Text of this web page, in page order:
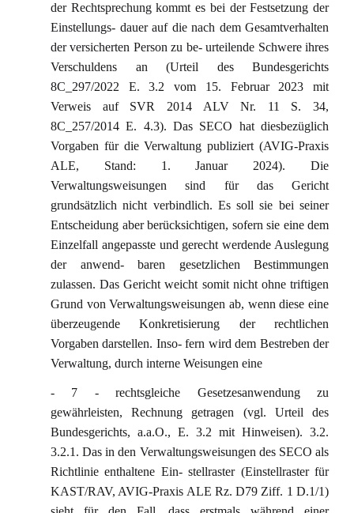
der Rechtsprechung kommt es bei der Festsetzung der
Einstellungs- dauer auf die nach dem Gesamtverhalten
der versicherten Person zu be- urteilende Schwere ihres
Verschuldens an (Urteil des Bundesgerichts
8C_297/2022 E. 3.2 vom 15. Februar 2023 mit
Verweis auf SVR 2014 ALV Nr. 11 S. 34,
8C_257/2014 E. 4.3). Das SECO hat diesbezüglich
Vorgaben für die Verwaltung publiziert (AVIG-Praxis
ALE, Stand: 1. Januar 2024). Die
Verwaltungsweisungen sind für das Gericht
grundsätzlich nicht verbindlich. Es soll sie bei seiner
Entscheidung aber berücksichtigen, sofern sie eine dem
Einzelfall angepasste und gerecht werdende Auslegung
der anwend- baren gesetzlichen Bestimmungen
zulassen. Das Gericht weicht somit nicht ohne triftigen
Grund von Verwaltungsweisungen ab, wenn diese eine
überzeugende Konkretisierung der rechtlichen
Vorgaben darstellen. Inso- fern wird dem Bestreben der
Verwaltung, durch interne Weisungen eine
- 7 - rechtsgleiche Gesetzesanwendung zu
gewährleisten, Rechnung getragen (vgl. Urteil des
Bundesgerichts, a.a.O., E. 3.2 mit Hinweisen). 3.2.
3.2.1. Das in den Verwaltungsweisungen des SECO als
Richtlinie enthaltene Ein- stellraster (Einstellraster für
KAST/RAV, AVIG-Praxis ALE Rz. D79 Ziff. 1 D.1/1)